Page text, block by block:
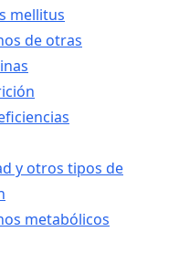
mellitus
de otras
y otros tipos de
metabólicos